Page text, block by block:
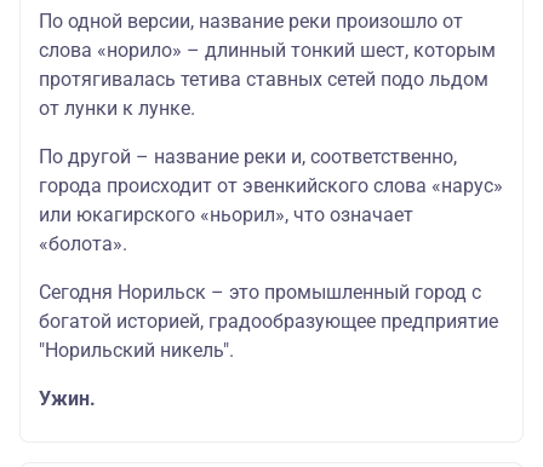
По одной версии, название реки произошло от
слова «норило» – длинный тонкий шест, которым
протягивалась тетива ставных сетей подо льдом
от лунки к лунке.
По другой – название реки и, соответственно,
города происходит от эвенкийского слова «нарус»
или юкагирского «ньорил», что означает
«болота».
Сегодня Норильск – это промышленный город с
богатой историей, градообразующее предприятие
"Норильский никель".
Ужин.